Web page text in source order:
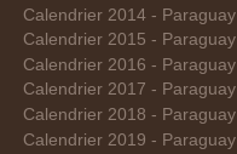
Calendrier 2014 - Paraguay
Calendrier 2015 - Paraguay
Calendrier 2016 - Paraguay
Calendrier 2017 - Paraguay
Calendrier 2018 - Paraguay
Calendrier 2019 - Paraguay